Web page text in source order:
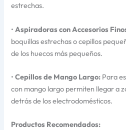
estrechas.
• Aspiradoras con Accesorios
boquillas estrechas o cepillos
de los huecos más pequeños.
•Cepillos de Mango Largo: Para
con mango largo permiten llegar a
detrás de los electrodomésticos.
Productos Recomendados: